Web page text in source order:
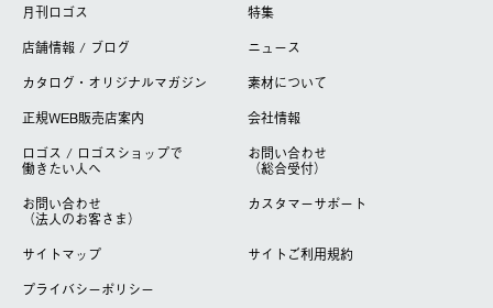
月刊ロゴス
特集
店舗情報 / ブログ
ニュース
カタログ・オリジナルマガジン
素材について
正規WEB販売店案内
会社情報
ロゴス / ロゴスショップで
働きたい人へ
お問い合わせ
（総合受付）
お問い合わせ
（法人のお客さま）
カスタマーサポート
サイトマップ
サイトご利用規約
プライバシーポリシー